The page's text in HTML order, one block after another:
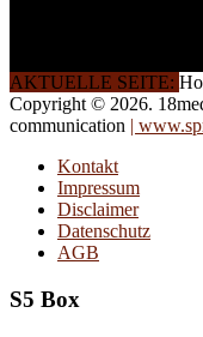
AKTUELLE SEITE:
Copyright © 2026.
communication |
Kontakt
Impressum
Disclaimer
Datenschutz
AGB
S5 Box